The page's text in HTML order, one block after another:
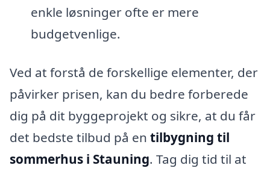
enkle løsninger ofte er mere
budgetvenlige.
Ved at forstå de forskellige elementer, der
påvirker prisen, kan du bedre forberede
dig på dit byggeprojekt og sikre, at du får
det bedste tilbud på en tilbygning til
sommerhus i Stauning. Tag dig tid til at